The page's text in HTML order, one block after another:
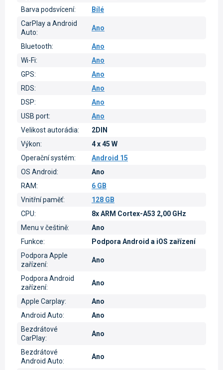
Barva podsvícení:
Bílé
CarPlay a Android
Auto:
Ano
Bluetooth:
Ano
Wi-Fi:
Ano
GPS:
Ano
RDS:
Ano
DSP:
Ano
USB port:
Ano
Velikost autorádia:
2DIN
Výkon:
4 x 45 W
Operační systém:
Android 15
OS Android:
Ano
RAM:
6 GB
Vnitřní paměť:
128 GB
CPU:
8x ARM Cortex-A53 2,00 GHz
Menu v češtině:
Ano
Funkce:
Podpora Android a iOS zařízení
Podpora Apple
zařízení:
Ano
Podpora Android
zařízení:
Ano
Apple Carplay:
Ano
Android Auto:
Ano
Bezdrátové
CarPlay:
Ano
Bezdrátové
Android Auto:
Ano